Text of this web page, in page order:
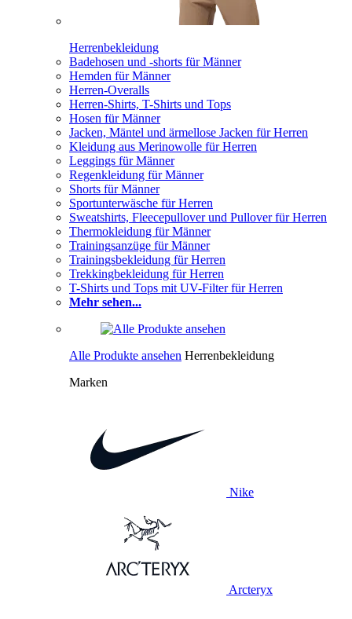
Herrenbekleidung
Badehosen und -shorts für Männer
Hemden für Männer
Herren-Overalls
Herren-Shirts, T-Shirts und Tops
Hosen für Männer
Jacken, Mäntel und ärmellose Jacken für Herren
Kleidung aus Merinowolle für Herren
Leggings für Männer
Regenkleidung für Männer
Shorts für Männer
Sportunterwäsche für Herren
Sweatshirts, Fleecepullover und Pullover für Herren
Thermokleidung für Männer
Trainingsanzüge für Männer
Trainingsbekleidung für Herren
Trekkingbekleidung für Herren
T-Shirts und Tops mit UV-Filter für Herren
Mehr sehen...
Alle Produkte ansehen Herrenbekleidung
Marken
Nike
Arcteryx